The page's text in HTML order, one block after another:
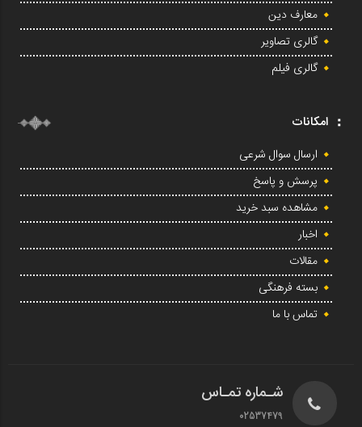
معارف دین
گالری تصاویر
گالری فیلم
امکانات
ارسال سوال شرعی
پرسش و پاسخ
مشاهده سبد خرید
اخبار
مقالات
بسته فرهنگی
تماس با ما
شـماره تمـاس
02537479